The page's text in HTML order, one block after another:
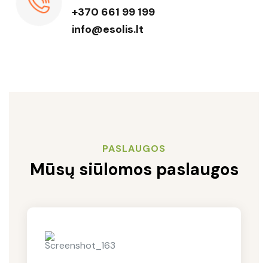
+370 661 99 199
info@esolis.lt
PASLAUGOS
Mūsų siūlomos paslaugos